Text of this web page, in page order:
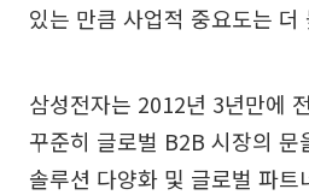
있는 만큼 사업적 중요도는 더
삼성전자는 2012년 3년만에
꾸준히 글로벌 B2B 시장의
솔루션 다양화 및 글로벌 파트